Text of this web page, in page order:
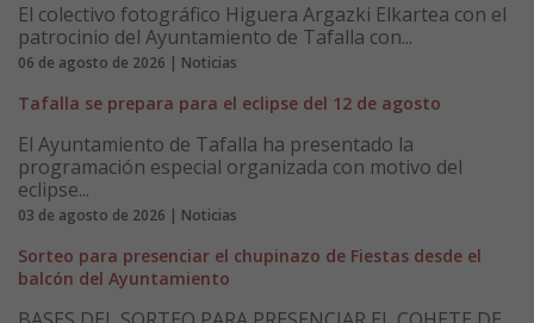
El colectivo fotográfico Higuera Argazki Elkartea con el
patrocinio del Ayuntamiento de Tafalla con...
06 de agosto de 2026 | Noticias
Tafalla se prepara para el eclipse del 12 de agosto
El Ayuntamiento de Tafalla ha presentado la
programación especial organizada con motivo del
eclipse...
03 de agosto de 2026 | Noticias
Sorteo para presenciar el chupinazo de Fiestas desde el
balcón del Ayuntamiento